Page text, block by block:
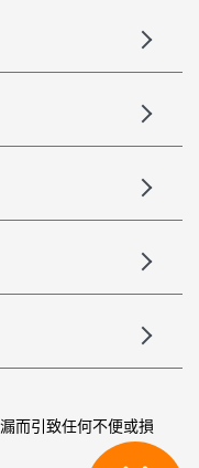
而引致任何不便或損